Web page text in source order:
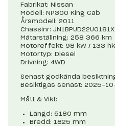
Fabrikat: Nissan
Modell: NP300 King Cab
Årsmodell: 2011
Chassinr:
Mätarställning: 258 366 km
Motoreffekt: 98 kW / 133 hk
Motortyp: Diesel
Drivning: 4WD
Senast godkända
Besiktigas senast: 2025-
Mått & Vikt:
Längd: 5180 mm
Bredd: 1825 mm